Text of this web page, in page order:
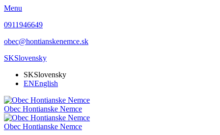
Menu
0911946649
obec@hontianskenemce.sk
SKSlovensky
SKSlovensky
ENEnglish
Obec Hontianske Nemce
Obec Hontianske Nemce